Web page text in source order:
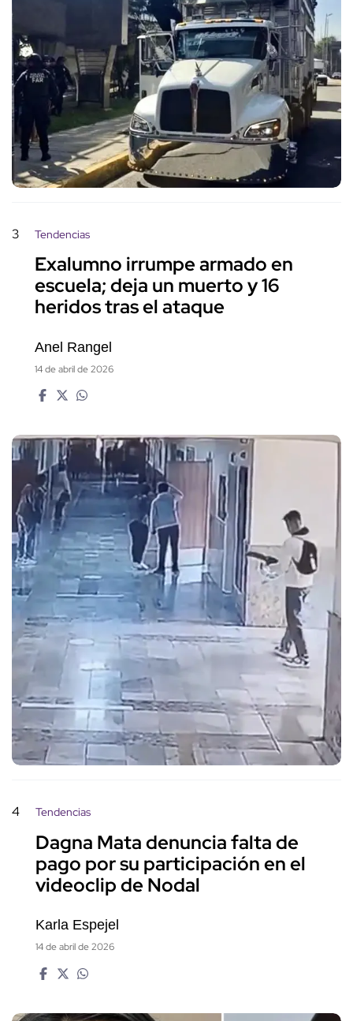
3 Tendencias
Exalumno irrumpe armado en
escuela; deja un muerto y 16
heridos tras el ataque
Anel Rangel
14 de abril de 2026
4 Tendencias
Dagna Mata denuncia falta de
pago por su participación en el
videoclip de Nodal
Karla Espejel
14 de abril de 2026